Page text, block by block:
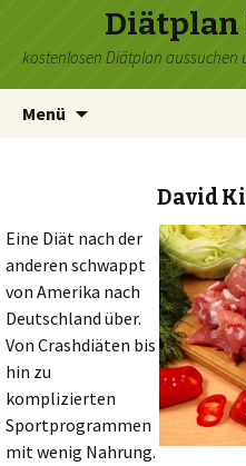
Diätplan
kostenlosen Diätplan aussuchen
Menü
David
Eine Diät nach der
anderen schwappt
von Amerika nach
Deutschland über.
Von Crashdiäten bis
hin zu
komplizierten
Sportprogrammen
mit wenig Nahrung.